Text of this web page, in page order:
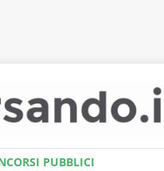
PUBBLICI